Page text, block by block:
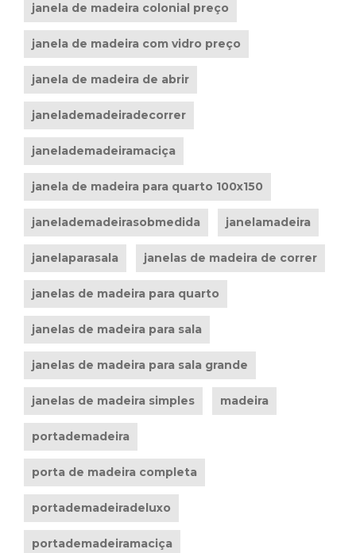
janela de madeira colonial preço
janela de madeira com vidro preço
janela de madeira de abrir
janelademadeiradecorrer
janelademadeiramaciça
janela de madeira para quarto 100x150
janelademadeirasobmedida janelamadeira
janelaparasala janelas de madeira de correr
janelas de madeira para quarto
janelas de madeira para sala
janelas de madeira para sala grande
janelas de madeira simples madeira
portademadeira
porta de madeira completa
portademadeiradeluxo
portademadeiramaciça